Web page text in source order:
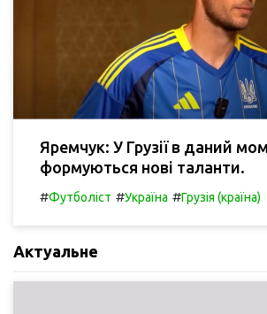
Яремчук: У Грузії в даний
формуються нові таланти.
#Футболіст #Україна #Грузія (країна)
Актуальне